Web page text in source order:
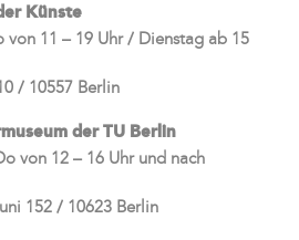
Künste
von 11 – 19 Uhr / Dienstag ab 15
/ 10557 Berlin
der TU Berlin
von 12 – 16 Uhr und nach
152 / 10623 Berlin